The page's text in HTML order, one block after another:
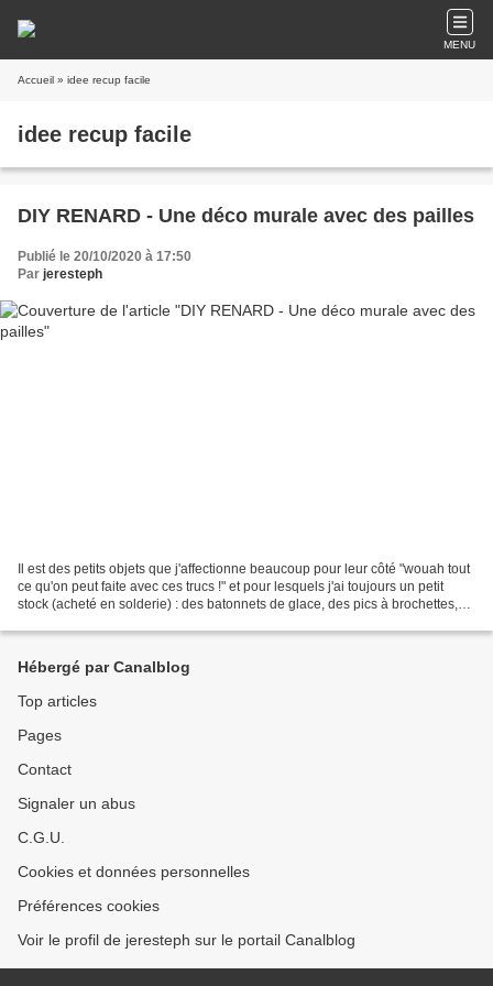
MENU
Accueil » idee recup facile
idee recup facile
DIY RENARD - Une déco murale avec des pailles
Publié le 20/10/2020 à 17:50
Par jeresteph
Il est des petits objets que j'affectionne beaucoup pour leur côté "wouah tout
ce qu'on peut faite avec ces trucs !" et pour lesquels j'ai toujours un petit
stock (acheté en solderie) : des batonnets de glace, des pics à brochettes,
Hébergé par Canalblog
Top articles
Pages
Contact
Signaler un abus
C.G.U.
Cookies et données personnelles
Préférences cookies
Voir le profil de jeresteph sur le portail Canalblog